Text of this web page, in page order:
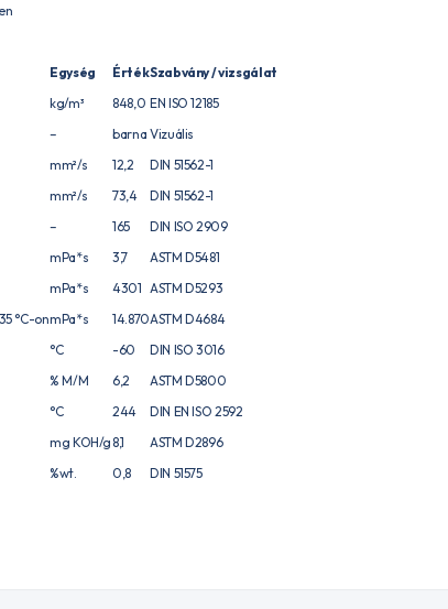
Egység ÉrtékSzabvány / vizsgálat
kg/m³ 848,0 EN ISO 12185
– barna Vizuális
mm²/s 12,2
DIN 51562-1
mm²/s 73,4
DIN 51562-1
– 165
DIN ISO 2909
mPa*s 3,7
ASTM D5481
mPa*s 4301 ASTM D5293
°C-onmPa*s 14.870ASTM D4684
°C -60
DIN ISO 3016
% M/M 6,2
ASTM D5800
°C 244
DIN EN ISO 2592
mg KOH/g 8,1
ASTM D2896
%wt. 0,8 DIN 51575